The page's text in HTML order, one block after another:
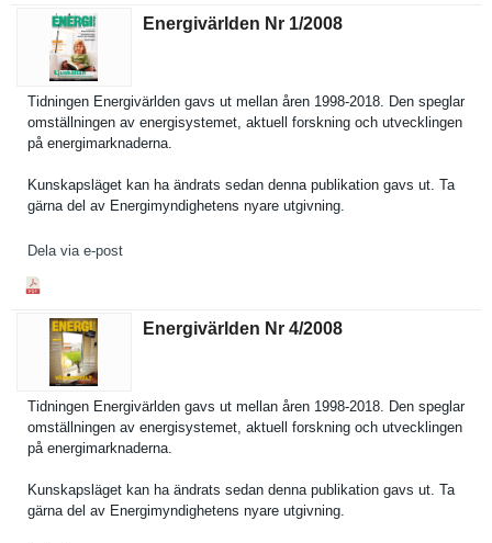
Energivärlden Nr 1/​2008
Tidningen Energivärl­den gavs ut mellan åren 1998-2018. Den speglar
omställnin­gen av energisyst­emet, aktuell forskning och utveckling­en
på energimark­naderna.
Kunskapslä­get kan ha ändrats sedan denna publikatio­n gavs ut. Ta
gärna del av Energimynd­ighetens nyare utgivning.
Dela via e-post
Energivärlden Nr 4/​2008
Tidningen Energivärl­den gavs ut mellan åren 1998-2018. Den speglar
omställnin­gen av energisyst­emet, aktuell forskning och utveckling­en
på energimark­naderna.
Kunskapslä­get kan ha ändrats sedan denna publikatio­n gavs ut. Ta
gärna del av Energimynd­ighetens nyare utgivning.